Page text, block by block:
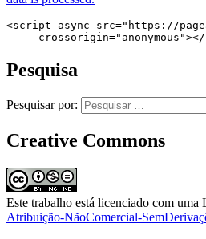
<script async src="https://
Pesquisa
Pesquisar por:
Creative Commons
Este trabalho está licenciado com uma
Atribuição-NãoComercial-